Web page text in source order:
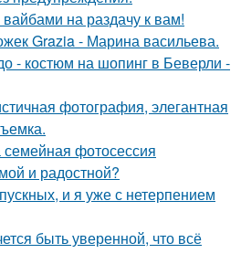
на раздачу к вам!
Grazia - Марина васильева.
- костюм на шопинг в Беверли -
фотография, элегантная
фотосессия
и радостной?
и я уже с нетерпением
быть уверенной, что всё